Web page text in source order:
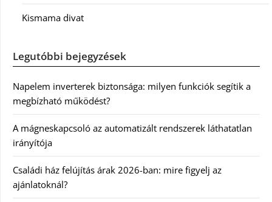
Kismama divat
Legutóbbi bejegyzések
Napelem inverterek biztonsága: milyen funkciók segítik a
megbízható működést?
A mágneskapcsoló az automatizált rendszerek láthatatlan
irányítója
Családi ház felújítás árak 2026-ban: mire figyelj az
ajánlatoknál?